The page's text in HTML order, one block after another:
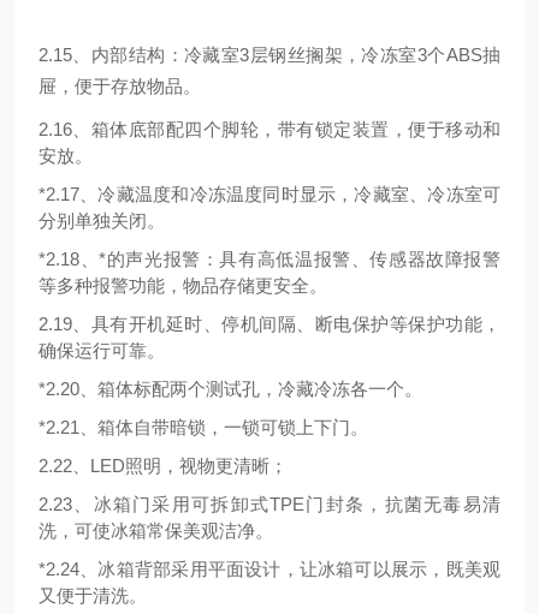
2.15、内部结构：冷藏室3层钢丝搁架，冷冻室3个ABS抽
屉，便于存放物品。
2.16 、箱体底部配四个脚轮，带有锁定装置，便于移动和
安放。
*2.17 、冷藏温度和冷冻温度同时显示，冷藏室、冷冻室可
分别单独关闭。
*2.18 、*的声光报警：具有高低温报警、传感器故障报警
等多种报警功能，物品存储更安全。
2.19 、具有开机延时、停机间隔、断电保护等保护功能，
确保运行可靠。
*2.20 、箱体标配两个测试孔，冷藏冷冻各一个。
*2.21
、箱体自带暗锁，一锁可锁上下门。
2.22 LED照明，视物更清晰；
2.23 、冰箱门采用可拆卸式TPE门封条，抗菌无毒易清
洗，可使冰箱常保美观洁净。
*2.24 、冰箱背部采用平面设计，让冰箱可以展示，既美观
又便于清洗。